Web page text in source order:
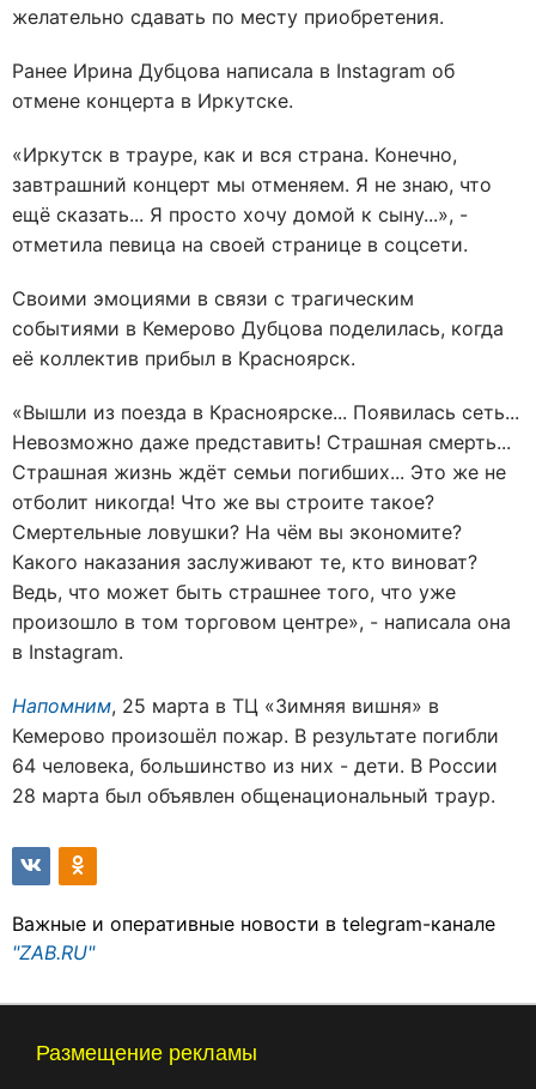
желательно сдавать по месту приобретения.
Ранее Ирина Дубцова написала в Instagram об
отмене концерта в Иркутске.
«Иркутск в трауре, как и вся страна. Конечно,
завтрашний концерт мы отменяем. Я не знаю, что
ещё сказать... Я просто хочу домой к сыну...», -
отметила певица на своей странице в соцсети.
Своими эмоциями в связи с трагическим
событиями в Кемерово Дубцова поделилась, когда
её коллектив прибыл в Красноярск.
«Вышли из поезда в Красноярске... Появилась сеть...
Невозможно даже представить! Страшная смерть...
Страшная жизнь ждёт семьи погибших... Это же не
отболит никогда! Что же вы строите такое?
Смертельные ловушки? На чём вы экономите?
Какого наказания заслуживают те, кто виноват?
Ведь, что может быть страшнее того, что уже
произошло в том торговом центре», - написала она
в Instagram.
Напомним, 25 марта в ТЦ «Зимняя вишня» в
Кемерово произошёл пожар. В результате погибли
64 человека, большинство из них - дети. В России
28 марта был объявлен общенациональный траур.
Важные и оперативные новости в telegram-канале
"ZAB.RU"
Размещение рекламы